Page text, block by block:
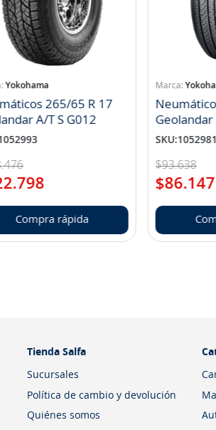
Yokohama
265/65 R 17
Geolandar A/T S G012
.476
.798
Compra rápida
Geolandar
SKU:1052981
$93.638
$86.147
Tienda Salfa
Sucursales
Política de cambio y devolución
Quiénes somos